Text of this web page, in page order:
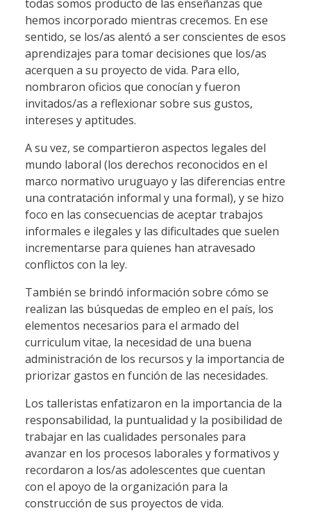
todas somos producto de las enseñanzas que
hemos incorporado mientras crecemos. En ese
sentido, se los/as alentó a ser conscientes de esos
aprendizajes para tomar decisiones que los/as
acerquen a su proyecto de vida. Para ello,
nombraron oficios que conocían y fueron
invitados/as a reflexionar sobre sus gustos,
intereses y aptitudes.
A su vez, se compartieron aspectos legales del
mundo laboral (los derechos reconocidos en el
marco normativo uruguayo y las diferencias entre
una contratación informal y una formal), y se hizo
foco en las consecuencias de aceptar trabajos
informales e ilegales y las dificultades que suelen
incrementarse para quienes han atravesado
conflictos con la ley.
También se brindó información sobre cómo se
realizan las búsquedas de empleo en el país, los
elementos necesarios para el armado del
curriculum vitae, la necesidad de una buena
administración de los recursos y la importancia de
priorizar gastos en función de las necesidades.
Los talleristas enfatizaron en la importancia de la
responsabilidad, la puntualidad y la posibilidad de
trabajar en las cualidades personales para
avanzar en los procesos laborales y formativos y
recordaron a los/as adolescentes que cuentan
con el apoyo de la organización para la
construcción de sus proyectos de vida.